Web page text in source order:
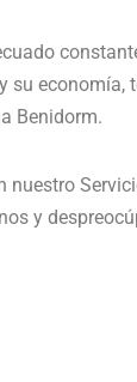
su economía,
Benidorm.
y